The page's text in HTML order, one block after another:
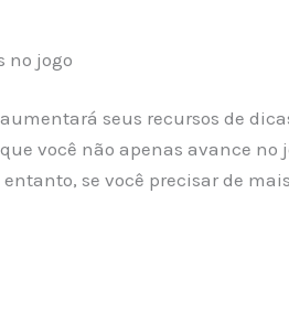
no jogo
seus recursos de
você não apenas avance
se você precisar de